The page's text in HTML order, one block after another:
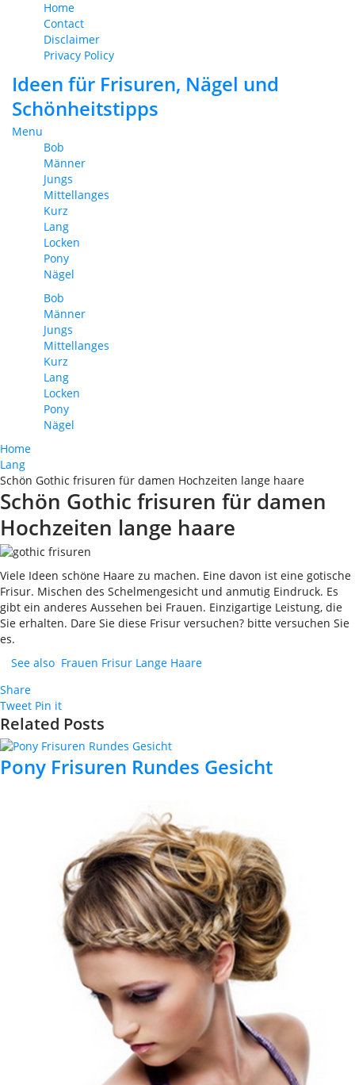
Home
Contact
Disclaimer
Privacy Policy
Ideen für Frisuren, Nägel und
Schönheitstipps
Menu
Bob
Männer
Jungs
Mittellanges
Kurz
Lang
Locken
Pony
Nägel
Bob
Männer
Jungs
Mittellanges
Kurz
Lang
Locken
Pony
Nägel
Home
Lang
Schön Gothic frisuren für damen Hochzeiten lange haare
Schön Gothic frisuren für damen
Hochzeiten lange haare
Viele Ideen schöne Haare zu machen. Eine davon ist eine gotische
Frisur. Mischen des Schelmengesicht und anmutig Eindruck. Es
gibt ein anderes Aussehen bei Frauen. Einzigartige Leistung, die
Sie erhalten. Dare Sie diese Frisur versuchen? bitte versuchen Sie
es.
See also Frauen Frisur Lange Haare
Share
Tweet Pin it
Related Posts
Pony Frisuren Rundes Gesicht